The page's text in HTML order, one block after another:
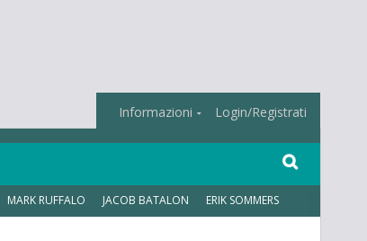
Informazioni Login/Registrati
MARK RUFFALO JACOB BATALON ERIK SOMMERS